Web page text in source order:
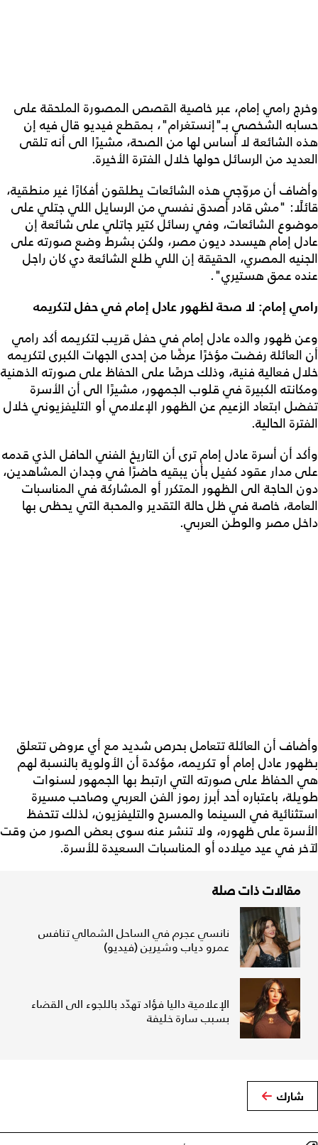
وخرج رامي إمام، عبر خاصية القصص المصورة الملحقة على
حسابه الشخصي بـ"إنستغرام"، بمقطع فيديو قال فيه إن
هذه الشائعة لا أساس لها من الصحة، مشيرًا الى أنه تلقى
العديد من الرسائل حولها خلال الفترة الأخيرة.
وأضاف أن مروّجي هذه الشائعات يطلقون أفكارًا غير منطقية،
قائلًا: "مش قادر أصدق نفسي من الرسايل اللي جتلي على
موضوع الشائعات، وفي رسائل كتير جاتلي على شائعة إن
عادل إمام هيسدد ديون مصر، ولكن بشرط وضع صورته على
الجنيه المصري، الحقيقة إن اللي طلع الشائعة دي كان راجل
عنده عمق هستيري".
رامي إمام: لا صحة لظهور عادل إمام في حفل لتكريمه
وعن ظهور والده عادل إمام في حفل قريب لتكريمه أكد رامي
أن العائلة رفضت مؤخرًا عرضًا من إحدى الجهات الكبرى لتكريمه
خلال فعالية فنية، وذلك حرصًا على الحفاظ على صورته الذهنية
ومكانته الكبيرة في قلوب الجمهور، مشيرًا الى أن الأسرة
تفضل ابتعاد الزعيم عن الظهور الإعلامي أو التليفزيوني خلال
الفترة الحالية.
وأكد أن أسرة عادل إمام ترى أن التاريخ الفني الحافل الذي قدمه
على مدار عقود كفيل بأن يبقيه حاضرًا في وجدان المشاهدين،
دون الحاجة الى الظهور المتكرر أو المشاركة في المناسبات
العامة، خاصة في ظل حالة التقدير والمحبة التي يحظى بها
داخل مصر والوطن العربي.
وأضاف أن العائلة تتعامل بحرص شديد مع أي عروض تتعلق
بظهور عادل إمام أو تكريمه، مؤكدة أن الأولوية بالنسبة لهم
هي الحفاظ على صورته التي ارتبط بها الجمهور لسنوات
طويلة، باعتباره أحد أبرز رموز الفن العربي وصاحب مسيرة
استثنائية في السينما والمسرح والتليفزيون، لذلك تتحفظ
الأسرة على ظهوره، ولا تنشر عنه سوى بعض الصور من وقت
لآخر في عيد ميلاده أو المناسبات السعيدة للأسرة.
مقالات ذات صلة
نانسي عجرم في الساحل الشمالي تنافس
عمرو دياب وشيرين (فيديو)
الإعلامية داليا فؤاد تهدّد باللجوء الى القضاء
بسبب سارة خليفة
شارك